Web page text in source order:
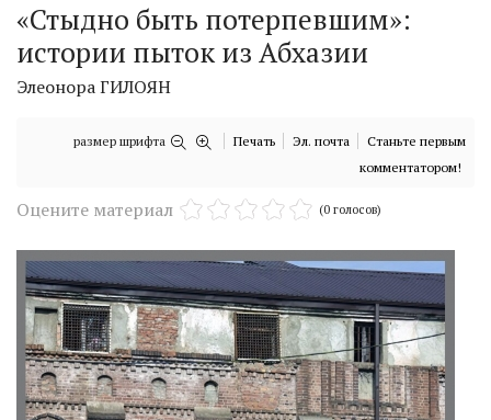
«Стыдно быть потерпевшим»:
истории пыток из Абхазии
Элеонора ГИЛОЯН
размер шрифта Печать Эл. почта
Станьте первым
комментатором!
Оцените материал (0 голосов)